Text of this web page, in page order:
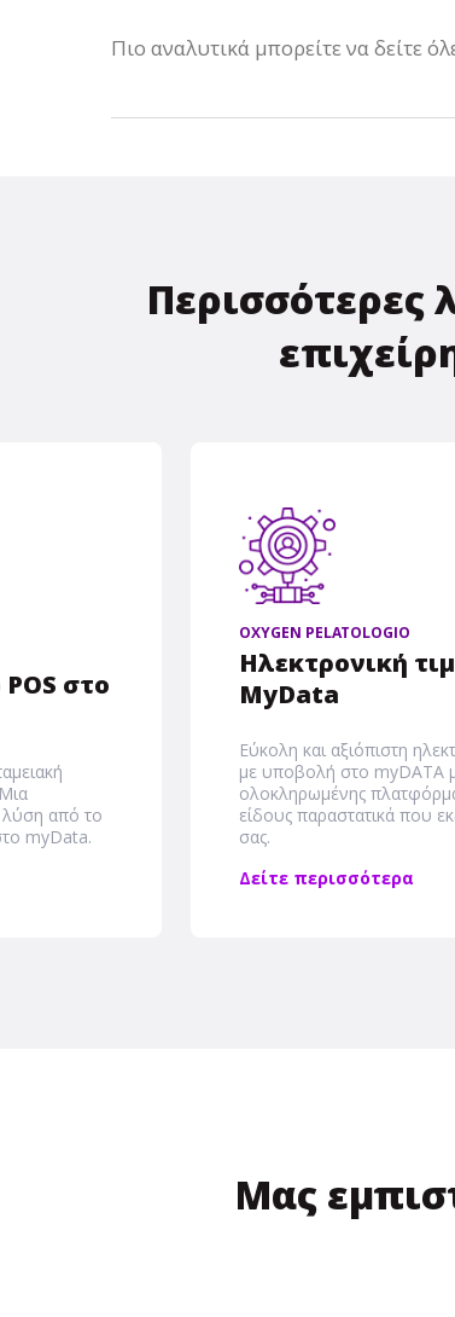
Πιο αναλυτικά μπορείτε να δείτε
Περισσότερες
στο
λύση από το
myData.
OXYGEN PELATOLOGIO
Ηλεκτρονική
MyData
Εύκολη και αξιόπιστη
με υποβολή στο myDATA
ολοκληρωμένης
είδους παραστατικά που
σας.
Δείτε περισσότερα
Μας